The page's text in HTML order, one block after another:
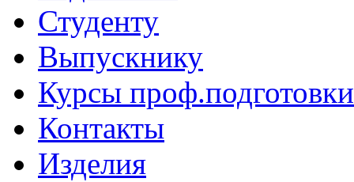
Студенту
Выпускнику
Курсы проф.подготовки
Контакты
Изделия